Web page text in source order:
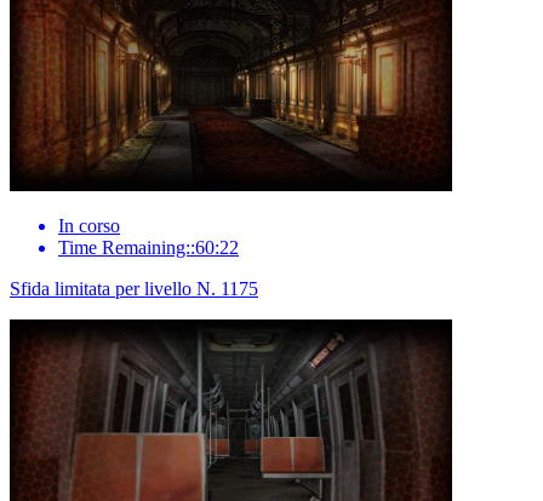
In corso
Time Remaining::60:22
Sfida limitata per livello N. 1175